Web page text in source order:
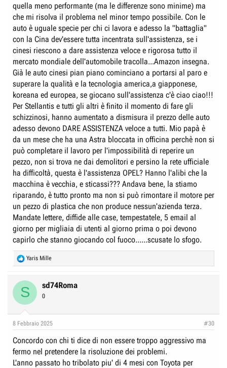
quella meno performante (ma le differenze sono minime) ma
che mi risolva il problema nel minor tempo possibile. Con le
auto è uguale specie per chi ci lavora e adesso la "battaglia"
con la Cina dev'essere tutta incentrata sull'assistenza, se i
cinesi riescono a dare assistenza veloce e rigorosa tutto il
mercato mondiale dell'automobile tracolla...Amazon insegna.
Già le auto cinesi pian piano cominciano a portarsi al paro e
superare la qualità e la tecnologia america,a giapponese,
koreana ed europea, se giocano sull'assistenza c'è ciao ciao!!!
Per Stellantis e tutti gli altri è finito il momento di fare gli
schizzinosi, hanno aumentato a dismisura il prezzo delle auto
adesso devono DARE ASSISTENZA veloce a tutti. Mio papà è
da un mese che ha una Astra bloccata in officina perchè non si
può completare il lavoro per l'impossibilità di reperire un
pezzo, non si trova ne dai demolitori e persino la rete ufficiale
ha difficoltà, questa è l'assistenza OPEL? Hanno l'alibi che la
macchina è vecchia, e sticassi??? Andava bene, la stiamo
riparando, è tutto pronto ma non si può rimontare il motore per
un pezzo di plastica che non produce nessun'azienda terza.
Mandate lettere, diffide alle case, tempestatele, 5 email al
giorno per migliaia di utenti al giorno prima o poi devono
capirlo che stanno giocando col fuoco......scusate lo sfogo.
R
e
c
t
s
Yaris Mille
S sd74Roma
0
8 Febbraio 2025 #30
Concordo con chi ti dice di non essere troppo aggressivo ma
fermo nel pretendere la risoluzione dei problemi.
L'anno passato ho tribolato piu' di 4 mesi con Toyota per